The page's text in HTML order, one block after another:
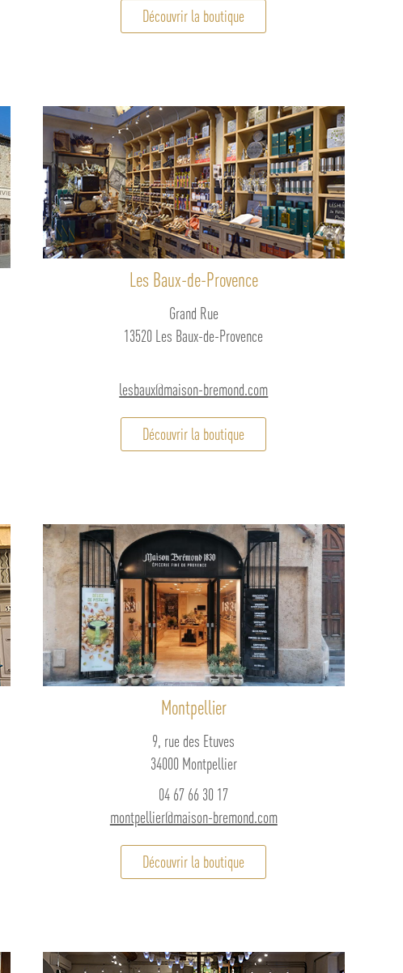
Découvrir la boutique
Les Baux-de-Provence
Grand Rue
13520 Les Baux-de-Provence
lesbaux@maison-bremond.com
Découvrir la boutique
Montpellier
9, rue des Etuves
34000 Montpellier
04 67 66 30 17
montpellier@maison-bremond.com
Découvrir la boutique